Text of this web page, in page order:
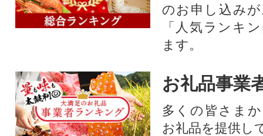
のお申し込み
「人気ランキ
ます。
お礼品事業
多くの皆さま
お礼品を提供し